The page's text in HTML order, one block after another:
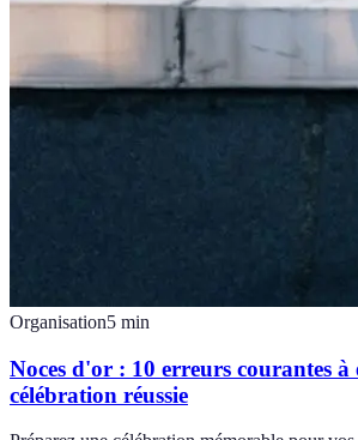
Organisation5 min
Noces d'or : 10 erreurs courantes
célébration réussie